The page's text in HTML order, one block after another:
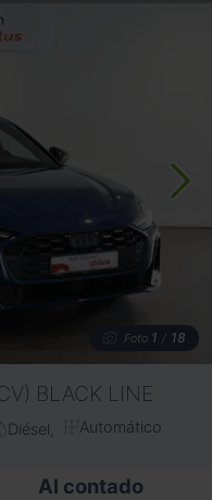
Foto 1 / 18
BLACK LINE
Diésel Automático
Al contado